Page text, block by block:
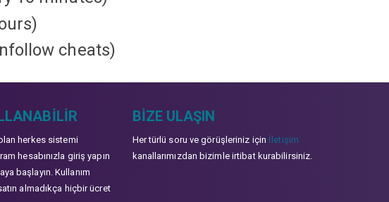
cheats)
herkes sistemi
hesabınızla giriş yapın
başlayın. Kullanım
almadıkça hiçbir ücret
BIZE ULAŞIN
Her türlü soru ve görüşleriniz için İletişim
kanallarımızdan bizimle irtibat kurabilirsiniz.